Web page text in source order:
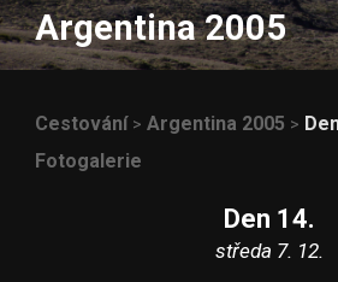
Argentina 2005
Cestování>Argentina 2005 >
Fotogalerie
Den 14.
středa 7. 12.